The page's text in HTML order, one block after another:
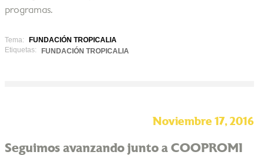
programas.
Tema:
FUNDACIÓN TROPICALIA
Etiquetas:
FUNDACIÓN TROPICALIA
Noviembre 17, 2016
Seguimos avanzando junto a COOPROMI